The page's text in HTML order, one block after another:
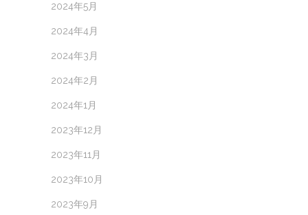
2024年5月
2024年4月
2024年3月
2024年2月
2024年1月
2023年12月
2023年11月
2023年10月
2023年9月